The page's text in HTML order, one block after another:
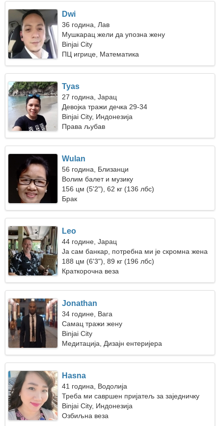
Dwi
36 година, Лав
Мушкарац жели да упозна жену
Binjai City
ПЦ игрице, Математика
Tyas
27 година, Јарац
Девојка тражи дечка 29-34
Binjai City, Индонезија
Права љубав
Wulan
56 година, Близанци
Волим балет и музику
156 цм (5'2"), 62 кг (136 лбс)
Брак
Leo
44 године, Јарац
Ја сам банкар, потребна ми је скромна жена
188 цм (6'3"), 89 кг (196 лбс)
Краткорочна веза
Jonathan
34 године, Вага
Самац тражи жену
Binjai City
Медитација, Дизајн ентеријера
Hasna
41 година, Водолија
Треба ми савршен пријатељ за заједничку
шетњу
Binjai City, Индонезија
Озбиљна веза